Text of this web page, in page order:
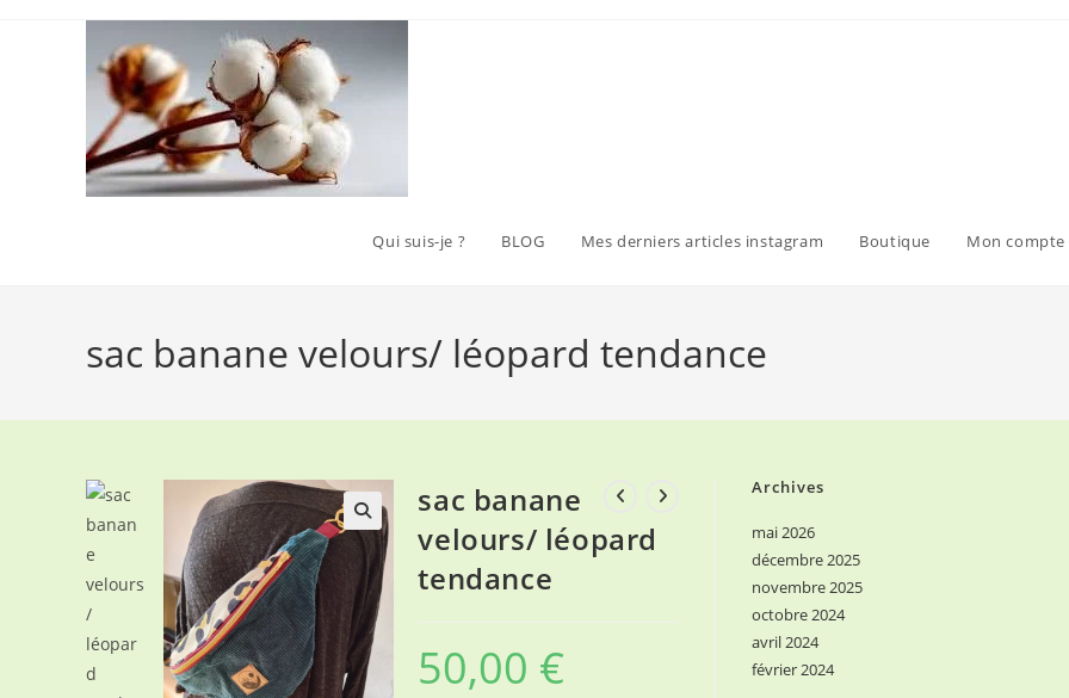
Qui suis-je ? BLOG Mes derniers articles instagram Boutique Mon compte
sac banane velours/ léopard tendance
sac banane
velours/ léopard
tendance
50,00 €
Archives
mai 2026
décembre 2025
novembre 2025
octobre 2024
avril 2024
février 2024